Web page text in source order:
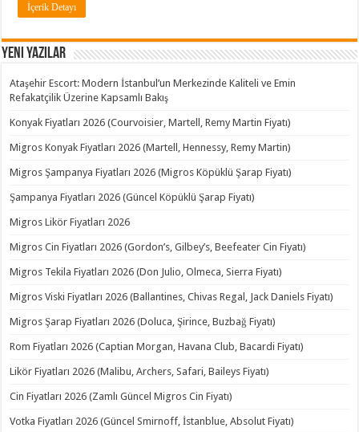
İçerik Detayı
Yeni Yazılar
Ataşehir Escort: Modern İstanbul’un Merkezinde Kaliteli ve Emin
Refakatçilik Üzerine Kapsamlı Bakış
Konyak Fiyatları 2026 (Courvoisier, Martell, Remy Martin Fiyatı)
Migros Konyak Fiyatları 2026 (Martell, Hennessy, Remy Martin)
Migros Şampanya Fiyatları 2026 (Migros Köpüklü Şarap Fiyatı)
Şampanya Fiyatları 2026 (Güncel Köpüklü Şarap Fiyatı)
Migros Likör Fiyatları 2026
Migros Cin Fiyatları 2026 (Gordon’s, Gilbey’s, Beefeater Cin Fiyatı)
Migros Tekila Fiyatları 2026 (Don Julio, Olmeca, Sierra Fiyatı)
Migros Viski Fiyatları 2026 (Ballantines, Chivas Regal, Jack Daniels Fiyatı)
Migros Şarap Fiyatları 2026 (Doluca, Şirince, Buzbağ Fiyatı)
Rom Fiyatları 2026 (Captian Morgan, Havana Club, Bacardi Fiyatı)
Likör Fiyatları 2026 (Malibu, Archers, Safari, Baileys Fiyatı)
Cin Fiyatları 2026 (Zamlı Güncel Migros Cin Fiyatı)
Votka Fiyatları 2026 (Güncel Smirnoff, İstanblue, Absolut Fiyatı)